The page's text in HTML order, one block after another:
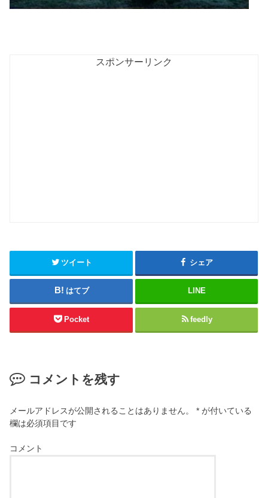
スポンサーリンク
ツイート シェア
はてブ LINE
Pocket feedly
コメントを残す
メールアドレスが公開されることはありません。 * が付いている
欄は必須項目です
コメント